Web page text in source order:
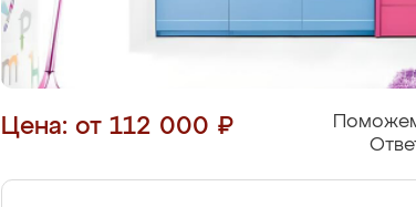
Цена: от 112 000 ₽